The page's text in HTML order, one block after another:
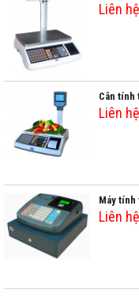
Liên hệ
Cân tính
Liên hệ
Máy tính
Liên hệ